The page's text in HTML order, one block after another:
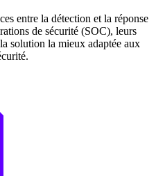
entre la détection et la réponse
de sécurité (SOC), leurs
solution la mieux adaptée aux